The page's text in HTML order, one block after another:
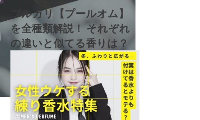
ブルガリ【プールオム】
を全種類解説！ それぞれ
の違いと似てる香りは？